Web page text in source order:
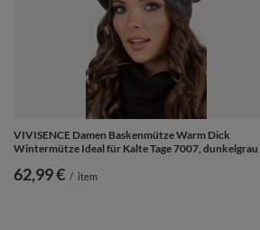
VIVISENCE Damen Baskenmütze Warm Dick
Wintermütze Ideal für Kalte Tage 7007, dunkelgrau
62,99 € / item